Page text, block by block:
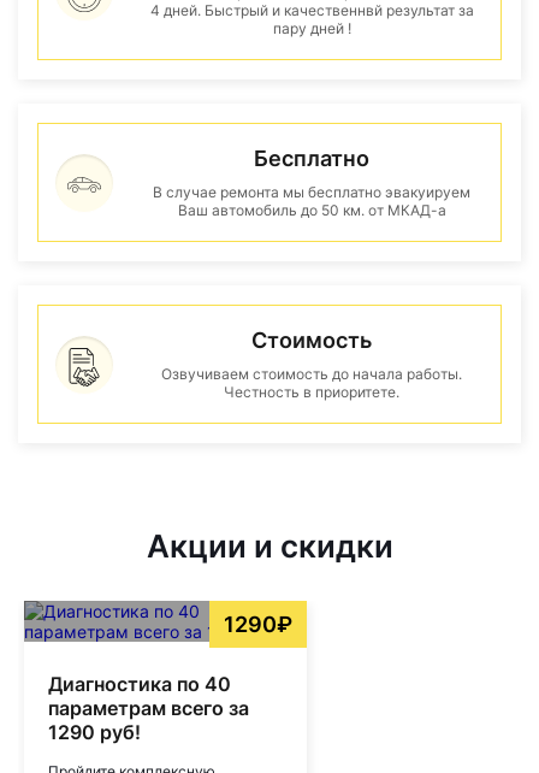
4 дней. Быстрый и качественнвй результат за
пару дней !
Бесплатно
В случае ремонта мы бесплатно эвакуируем
Ваш автомобиль до 50 км. от МКАД-а
Стоимость
Озвучиваем стоимость до начала работы.
Честность в приоритете.
Акции и скидки
1290₽
Диагностика по 40
параметрам всего за
1290 руб!